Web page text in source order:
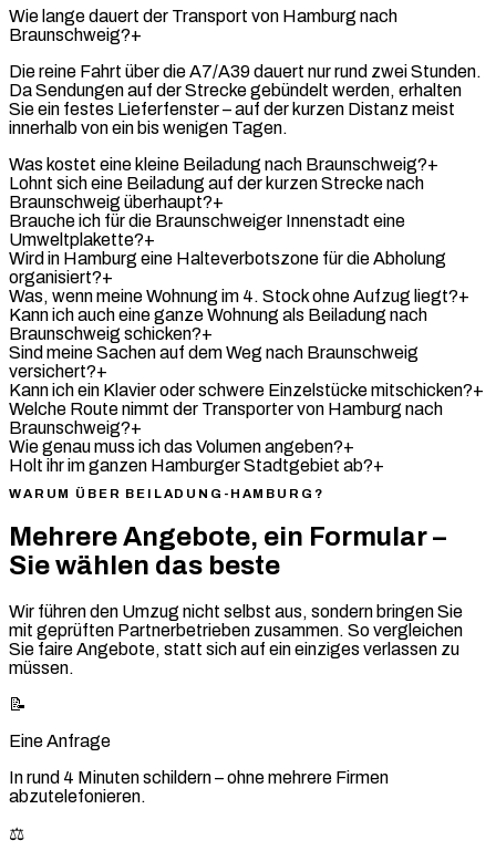
Wie lange dauert der Transport von Hamburg nach
Braunschweig?+
Die reine Fahrt über die A7/A39 dauert nur rund zwei Stunden.
Da Sendungen auf der Strecke gebündelt werden, erhalten
Sie ein festes Lieferfenster – auf der kurzen Distanz meist
innerhalb von ein bis wenigen Tagen.
Was kostet eine kleine Beiladung nach Braunschweig?+
Lohnt sich eine Beiladung auf der kurzen Strecke nach
Braunschweig überhaupt?+
Brauche ich für die Braunschweiger Innenstadt eine
Umweltplakette?+
Wird in Hamburg eine Halteverbotszone für die Abholung
organisiert?+
Was, wenn meine Wohnung im 4. Stock ohne Aufzug liegt?+
Kann ich auch eine ganze Wohnung als Beiladung nach
Braunschweig schicken?+
Sind meine Sachen auf dem Weg nach Braunschweig
versichert?+
Kann ich ein Klavier oder schwere Einzelstücke mitschicken?+
Welche Route nimmt der Transporter von Hamburg nach
Braunschweig?+
Wie genau muss ich das Volumen angeben?+
Holt ihr im ganzen Hamburger Stadtgebiet ab?+
WARUM ÜBER BEILADUNG-HAMBURG?
Mehrere Angebote, ein Formular –
Sie wählen das beste
Wir führen den Umzug nicht selbst aus, sondern bringen Sie
mit geprüften Partnerbetrieben zusammen. So vergleichen
Sie faire Angebote, statt sich auf ein einziges verlassen zu
müssen.
📝
Eine Anfrage
In rund 4 Minuten schildern – ohne mehrere Firmen
abzutelefonieren.
⚖️